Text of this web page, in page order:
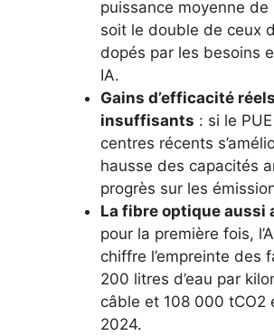
puissance moyenne de
soit le double de ceux
dopés par les besoins
IA.
Gains d’efficacité
insuffisants : si le
centres récents
hausse des capacités
progrès sur les
La fibre optique aussi
pour la première fois,
chiffre l’empreinte des
200 litres d’eau par
câble et 108 000 tCO2
2024.